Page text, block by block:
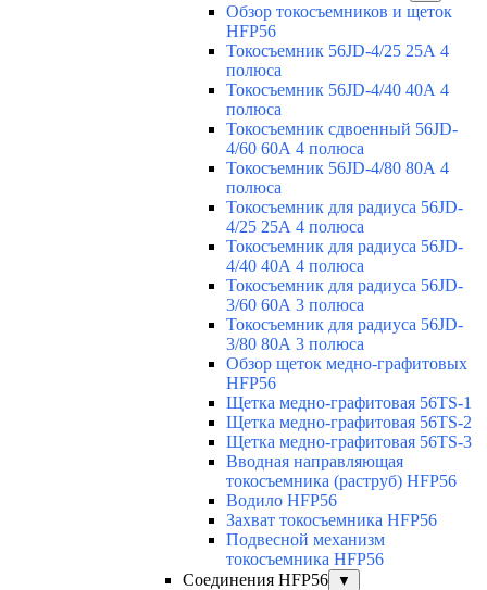
Обзор токосъемников и щеток
HFP56
Токосъемник 56JD-4/25 25А 4
полюса
Токосъемник 56JD-4/40 40А 4
полюса
Токосъемник сдвоенный 56JD-
4/60 60А 4 полюса
Токосъемник 56JD-4/80 80А 4
полюса
Токосъемник для радиуса 56JD-
4/25 25А 4 полюса
Токосъемник для радиуса 56JD-
4/40 40А 4 полюса
Токосъемник для радиуса 56JD-
3/60 60А 3 полюса
Токосъемник для радиуса 56JD-
3/80 80А 3 полюса
Обзор щеток медно-графитовых
HFP56
Щетка медно-графитовая 56TS-1
Щетка медно-графитовая 56TS-2
Щетка медно-графитовая 56TS-3
Вводная направляющая
токосъемника (раструб) HFP56
Водило HFP56
Захват токосъемника HFP56
Подвесной механизм
токосъемника HFP56
Соединения HFP56
▼